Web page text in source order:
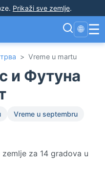
. Prikaži sve zemlje.
🌐 ☰
> Vreme u martu
и Футуна
Vreme u septembru
za 14 gradova u